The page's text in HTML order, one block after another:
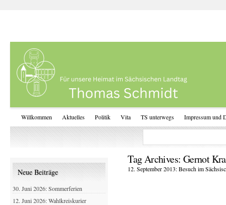
Willkommen Aktuelles Politik Vita TS unterwegs Impressum und
Tag Archives: Gernot
12. September 2013: Besuch im
Neue Beiträge
30. Juni 2026: Sommerferien
12. Juni 2026: Wahlkreiskurier